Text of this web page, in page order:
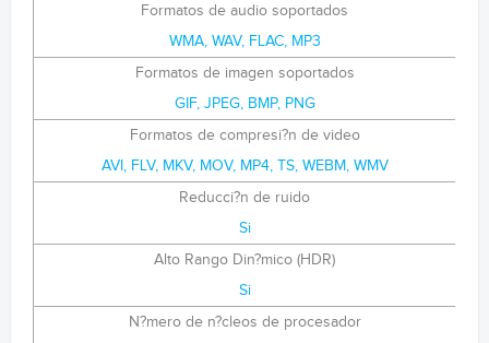
Formatos de audio soportados
WMA, WAV, FLAC, MP3
Formatos de imagen soportados
GIF, JPEG, BMP, PNG
Formatos de compresi?n de video
AVI, FLV, MKV, MOV, MP4, TS, WEBM, WMV
Reducci?n de ruido
Si
Alto Rango Din?mico (HDR)
Si
N?mero de n?cleos de procesador